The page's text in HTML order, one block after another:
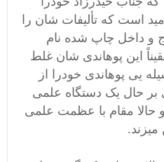
است که تألیفات شان را
و داخل چاپ شده نام
این پوهاندی شان غلط
یی پوهاندی خودرا از
بر حال یک دستگاه علمی
حالا مقام با عظمت علمی